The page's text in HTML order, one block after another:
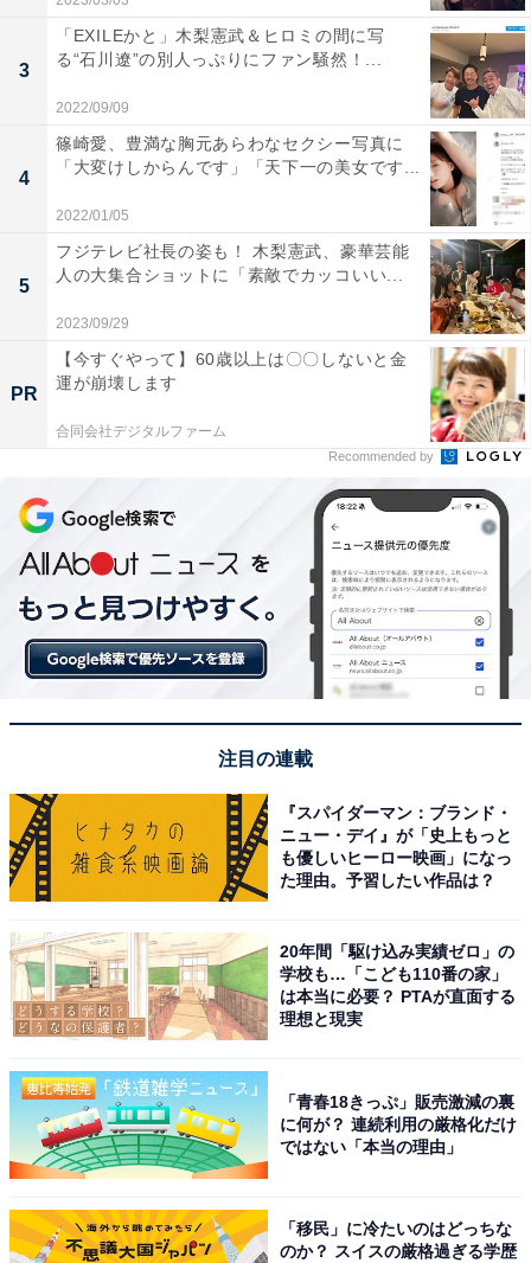
3
「EXILEかと」木梨憲武＆ヒロミの間に写
る“石川遼”の別人っぷりにファン騒然！...
2022/09/09
4
篠崎愛、豊満な胸元あらわなセクシー写真に
「大変けしからんです」「天下一の美女です...
2022/01/05
5
フジテレビ社長の姿も！ 木梨憲武、豪華芸能
人の大集合ショットに「素敵でカッコいい...
2023/09/29
PR
【今すぐやって】60歳以上は〇〇しないと金
運が崩壊します
合同会社デジタルファーム
Recommended by
注目の連載
『スパイダーマン：ブランド・
ニュー・デイ』が「史上もっと
も優しいヒーロー映画」になっ
た理由。予習したい作品は？
20年間「駆け込み実績ゼロ」の
学校も…「こども110番の家」
は本当に必要？ PTAが直面する
理想と現実
「青春18きっぷ」販売激減の裏
に何が？ 連続利用の厳格化だけ
ではない「本当の理由」
「移民」に冷たいのはどっちな
のか？ スイスの厳格過ぎる学歴